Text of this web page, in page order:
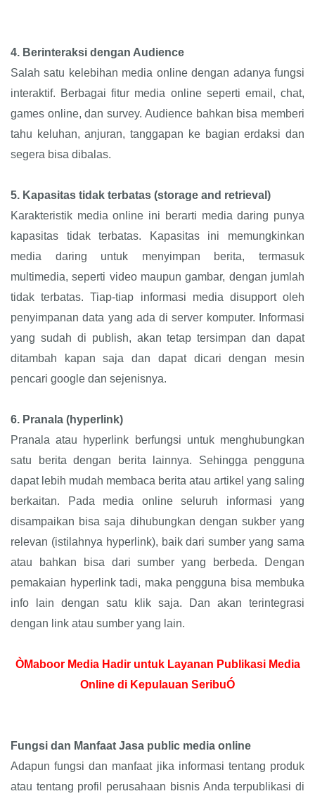
4. Berinteraksi dengan Audience
Salah satu kelebihan media online dengan adanya fungsi
interaktif. Berbagai fitur media online seperti email, chat,
games online, dan survey. Audience bahkan bisa memberi
tahu keluhan, anjuran, tanggapan ke bagian erdaksi dan
segera bisa dibalas.
5. Kapasitas tidak terbatas (storage and retrieval)
Karakteristik media online ini berarti media daring punya
kapasitas tidak terbatas. Kapasitas ini memungkinkan
media daring untuk menyimpan berita, termasuk
multimedia, seperti video maupun gambar, dengan jumlah
tidak terbatas. Tiap-tiap informasi media disupport oleh
penyimpanan data yang ada di server komputer. Informasi
yang sudah di publish, akan tetap tersimpan dan dapat
ditambah kapan saja dan dapat dicari dengan mesin
pencari google dan sejenisnya.
6. Pranala (hyperlink)
Pranala atau hyperlink berfungsi untuk menghubungkan
satu berita dengan berita lainnya. Sehingga pengguna
dapat lebih mudah membaca berita atau artikel yang saling
berkaitan. Pada media online seluruh informasi yang
disampaikan bisa saja dihubungkan dengan sukber yang
relevan (istilahnya hyperlink), baik dari sumber yang sama
atau bahkan bisa dari sumber yang berbeda. Dengan
pemakaian hyperlink tadi, maka pengguna bisa membuka
info lain dengan satu klik saja. Dan akan terintegrasi
dengan link atau sumber yang lain.
ÒMaboor Media Hadir untuk Layanan Publikasi Media
Online di Kepulauan SeribuÓ
Fungsi dan Manfaat Jasa public media online
Adapun fungsi dan manfaat jika informasi tentang produk
atau tentang profil perusahaan bisnis Anda terpublikasi di